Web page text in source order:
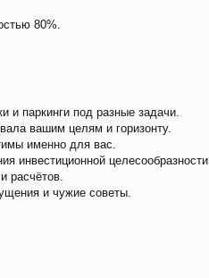
80%.
и паркинги под разные задачи.
вашим целям и горизонту.
именно для вас.
инвестиционной целесообразности.
расчётов.
и чужие советы.